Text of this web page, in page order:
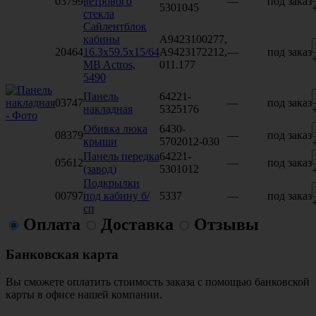
стекла
5301045
20464
Сайлентблок
кабины
16.3x59.5x15/64
MB Actros,
5490
A9423100277,
A9423172212,
011.177
— под заказ
03747
Панель
накладная
64221-
5325176
— под заказ
08379
Обивка люка
крыши
6430-
5702012-030
— под заказ
05612
Панель передка
(завод)
64221-
5301012
— под заказ
00797
Подкрылки
под кабину б/
сп
5337 — под заказ
Оплата Доставка Отзывы
Банковская карта
Вы сможете оплатить стоимость заказа с помощью банковской
карты в офисе нашей компании.